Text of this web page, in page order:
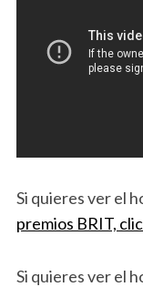
Si quieres ver el
premios BRIT,
Si quieres ver el